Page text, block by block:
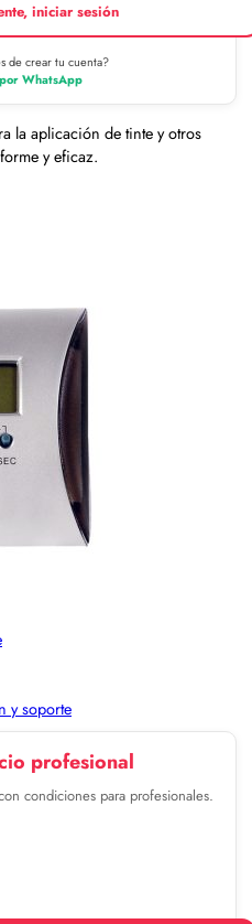
iniciar sesión
de crear tu cuenta?
WhatsApp
la aplicación de tinte y otros
y eficaz.
y soporte
profesional
condiciones para profesionales.